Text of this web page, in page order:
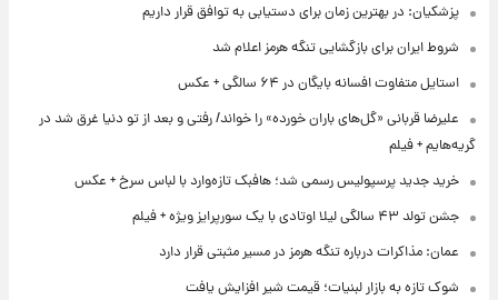
پزشکیان: در بهترین زمان برای دستیابی به توافق قرار داریم
شروط ایران برای بازگشایی تنگه هرمز اعلام شد
استایل متفاوت افسانه بایگان در ۶۴ سالگی + عکس
علیرضا قربانی «گل‌های باران خورده» را خواند/ رفتی و بعد از تو دنیا غرق شد در
گریه‌هایم + فیلم
خرید جدید پرسپولیس رسمی شد؛ هافبک تازه‌وارد با لباس سرخ + عکس
جشن تولد ۴۳ سالگی لیلا اوتادی با یک سورپرایز ویژه + فیلم
عمان: مذاکرات درباره تنگه هرمز در مسیر مثبتی قرار دارد
شوک تازه به بازار لبنیات؛ قیمت شیر افزایش یافت